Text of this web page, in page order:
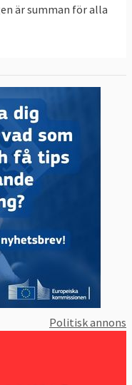
är summan för alla
Politisk annons